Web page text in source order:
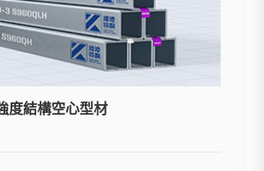
度結構空心型材